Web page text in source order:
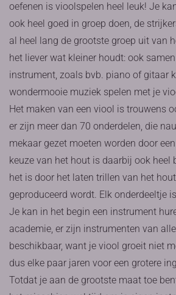
oefenen is vioolspelen heel leuk! Je
ook heel goed in groep doen, de
al heel lang de grootste groep uit van
het liever wat kleiner houdt: ook
instrument, zoals bvb. piano of gitaar
wondermooie muziek spelen met je
Het maken van een viool is trouwens
er zijn meer dan 70 onderdelen, die
mekaar gezet moeten worden door
keuze van het hout is daarbij ook heel
het is door het laten trillen van het
geproduceerd wordt. Elk onderdeeltje
Je kan in het begin een instrument
academie, er zijn instrumenten van
beschikbaar, want je viool groeit niet
dus elke paar jaren voor een grotere
Totdat je aan de grootste maat toe